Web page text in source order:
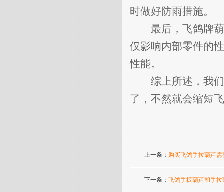
时做好防雨措施。
最后，飞鸽牌葫
仅影响内部零件的
性能。
综上所述，我们
了，不然就会缩短
上一条： 购买飞鸽手拉葫芦
下一条： 飞鸽手扳葫芦和手